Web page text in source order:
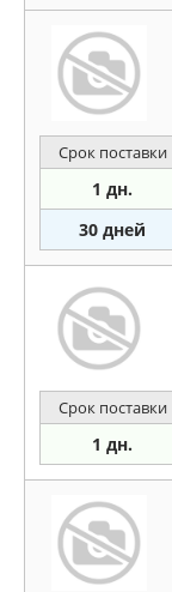
Срок поставки
1 дн.
30 дней
Срок поставки
1 дн.